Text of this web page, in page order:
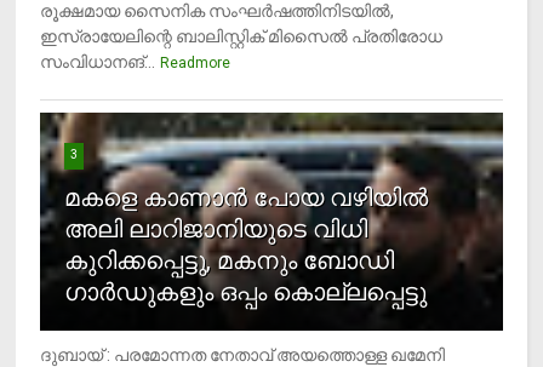
രൂക്ഷമായ സൈനിക സംഘര്‍ഷത്തിനിടയില്‍,
ഇസ്രായേലിന്റെ ബാലിസ്റ്റിക് മിസൈല്‍ പ്രതിരോധ
സംവിധാനങ്...
Readmore
3
മകളെ കാണാന്‍ പോയ വഴിയില്‍
അലി ലാറിജാനിയുടെ വിധി
കുറിക്കപ്പെട്ടു, മകനും ബോഡി
ഗാര്‍ഡുകളും ഒപ്പം കൊല്ലപ്പെട്ടു
ദുബായ് : പരമോന്നത നേതാവ് അയത്തൊള്ള ഖമേനി